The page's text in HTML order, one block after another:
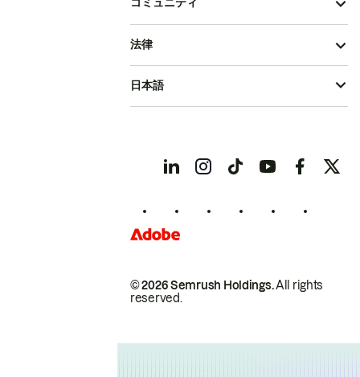
© 2026 Semrush Holdings.All rights
reserved.
法律
日本語